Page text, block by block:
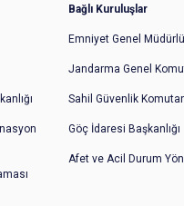
Bağlı Kuruluşlar
Emniyet Genel
Jandarma Genel
Sahil Güvenlik
Göç İdaresi Başkanlığı
Afet ve Acil Durum